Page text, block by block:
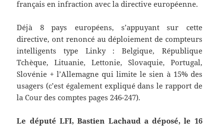
français en infraction avec la directive européenne.
Déjà 8 pays européens, s’appuyant sur cette
directive, ont renoncé au déploiement de compteurs
intelligents type Linky : Belgique, République
Tchèque, Lituanie, Lettonie, Slovaquie, Portugal,
Slovénie + l’Allemagne qui limite le sien à 15% des
usagers (c’est également expliqué dans le rapport de
la Cour des comptes pages 246-247).
Le député LFI, Bastien Lachaud a déposé, le 16